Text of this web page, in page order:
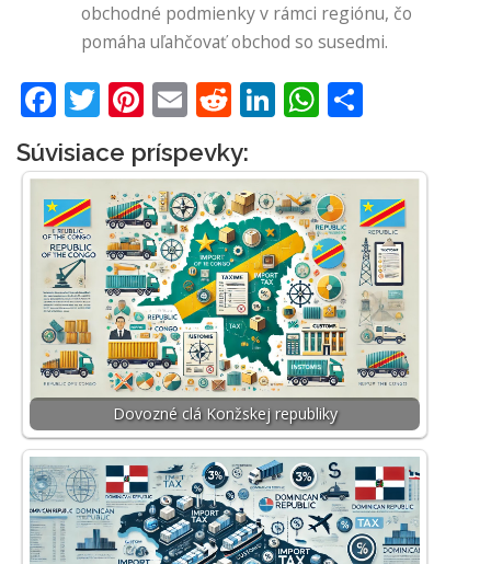
obchodné podmienky v rámci regiónu, čo
pomáha uľahčovať obchod so susedmi.
Facebook
Twitter
Pinterest
EmailReddit
LinkedIn
WhatsApp
Súvisiace príspevky:
Dovozné clá Konžskej republiky